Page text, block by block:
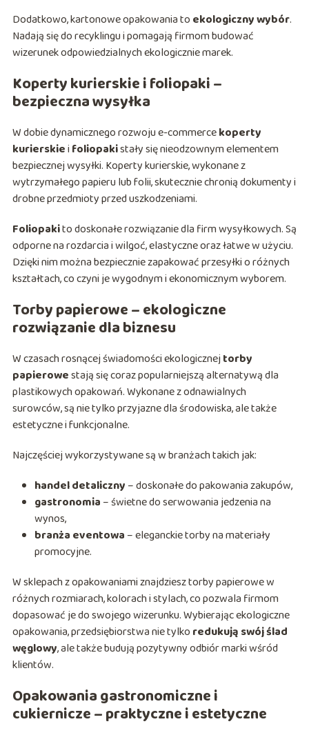
Dodatkowo, kartonowe opakowania to ekologiczny wybór.
Nadają się do recyklingu i pomagają firmom budować
wizerunek odpowiedzialnych ekologicznie marek.
Koperty kurierskie i foliopaki –
bezpieczna wysyłka
W dobie dynamicznego rozwoju e-commercekoperty
kurierskiei foliopakistały się nieodzownym elementem
bezpiecznej wysyłki. Koperty kurierskie, wykonane z
wytrzymałego papieru lub folii, skutecznie chronią dokumenty i
drobne przedmioty przed uszkodzeniami.
Foliopakito doskonałe rozwiązanie dla firm wysyłkowych. Są
odporne na rozdarcia i wilgoć, elastyczne oraz łatwe w użyciu.
Dzięki nim można bezpiecznie zapakować przesyłki o różnych
kształtach, co czyni je wygodnym i ekonomicznym wyborem.
Torby papierowe – ekologiczne
rozwiązanie dla biznesu
W czasach rosnącej świadomości ekologicznejtorby
papierowestają się coraz popularniejszą alternatywą dla
plastikowych opakowań. Wykonane z odnawialnych
surowców, są nie tylko przyjazne dla środowiska, ale także
estetyczne i funkcjonalne.
Najczęściej wykorzystywane są w branżach takich jak:
handel detaliczny – doskonałe do pakowania zakupów,
gastronomia – świetne do serwowania jedzenia na
wynos,
branża eventowa – eleganckie torby na materiały
promocyjne.
W sklepach z opakowaniami znajdziesz torby papierowe w
różnych rozmiarach, kolorach i stylach, co pozwala firmom
dopasować je do swojego wizerunku. Wybierając ekologiczne
opakowania, przedsiębiorstwa nie tylko redukują swój ślad
węglowy, ale także budują pozytywny odbiór marki wśród
klientów.
Opakowania gastronomiczne i
cukiernicze – praktyczne i estetyczne